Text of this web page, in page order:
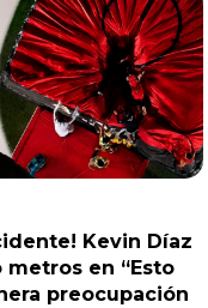
Kevin Díaz
en “Esto
preocupación